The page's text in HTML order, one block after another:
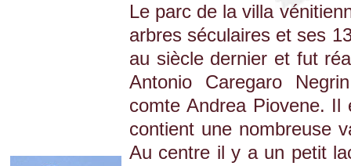
Le parc de la villa
arbres séculaires et ses
au siècle dernier et fut
Antonio Caregaro
comte Andrea Piovene.
contient une nombreuse
Au centre il y a un petit